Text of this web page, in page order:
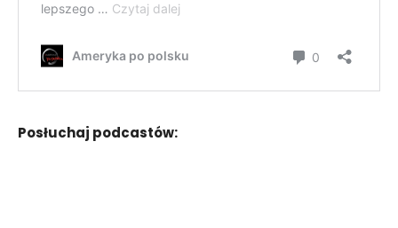
Posłuchaj podcastów: